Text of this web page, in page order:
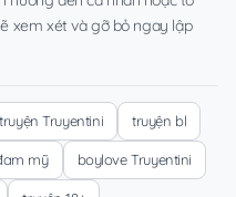
xem xét và gỡ bỏ ngay lập
Truyentini truyện bl
mỹ boylove Truyentini